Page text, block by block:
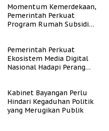
Momentum Kemerdekaan,
Pemerintah Perkuat
Program Rumah Subsidi
Pemerintah Perkuat
Ekosistem Media Digital
Nasional Hadapi Perang
Kabinet Bayangan Perlu
Hindari Kegaduhan Politik
yang Merugikan Publik